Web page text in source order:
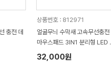
충전 데
상품번호 : 812971
얼굴무늬 수막새 고속무선충전
마우스패드 3IN1 분리형 LED Li
ght
32,000원